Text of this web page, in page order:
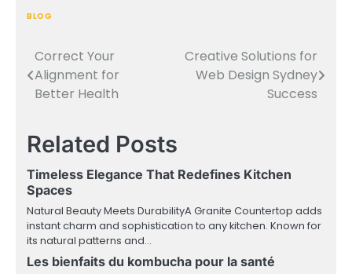
BLOG
Post
navigation
Correct Your
Alignment for
Better Health
Creative Solutions for
Web Design Sydney
Success
Related Posts
Timeless Elegance That Redefines Kitchen
Spaces
Natural Beauty Meets DurabilityA Granite Countertop adds
instant charm and sophistication to any kitchen. Known for
its natural patterns and…
Les bienfaits du kombucha pour la santé